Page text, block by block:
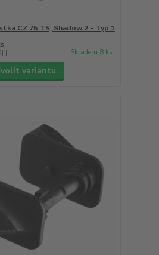
CZ 75 TS, Shadow 2 - Typ 1
Skladem 8 ks
variantu